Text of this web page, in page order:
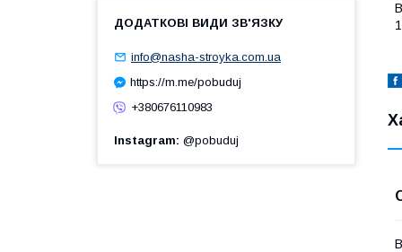
info@nasha-stroyka.com.ua
https://m.me/pobuduj
+380676110983
Instagram @pobuduj